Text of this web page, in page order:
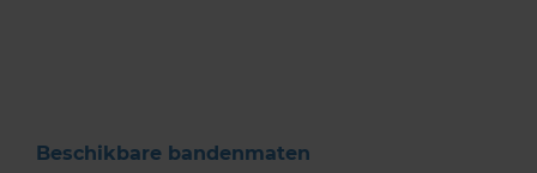
Beschikbare bandenmaten